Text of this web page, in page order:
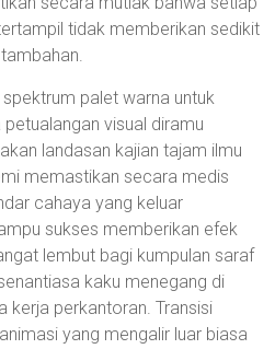
tidak memberikan sedikit
palet warna untuk
visual diramu
landasan kajian tajam ilmu
memastikan secara medis
cahaya yang keluar
sukses memberikan efek
lembut bagi kumpulan saraf
kaku menegang di
kerja perkantoran. Transisi
yang mengalir luar biasa